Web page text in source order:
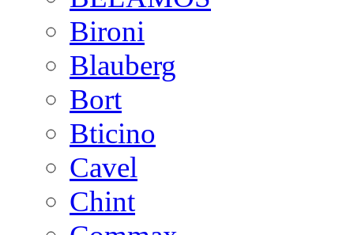
Bironi
Blauberg
Bort
Bticino
Cavel
Chint